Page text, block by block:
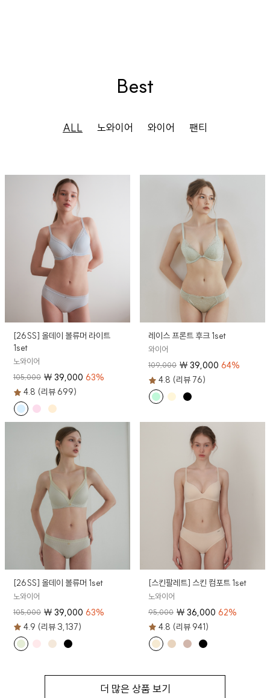
Best
ALL 노와이어 와이어 팬티
[26SS] 올데이 볼류머 라이트
1set
노와이어
105,000 ₩39,000 63%
4.8 (리뷰 699)
레이스 프론트 후크 1set
와이어
109,000 ₩39,000 64%
4.8 (리뷰 76)
[26SS] 올데이 볼류머 1set
노와이어
105,000 ₩39,000 63%
4.9 (리뷰 3,137)
[스킨팔레트] 스킨 컴포트 1set
노와이어
95,000 ₩36,000 62%
4.8 (리뷰 941)
더 많은 상품 보기